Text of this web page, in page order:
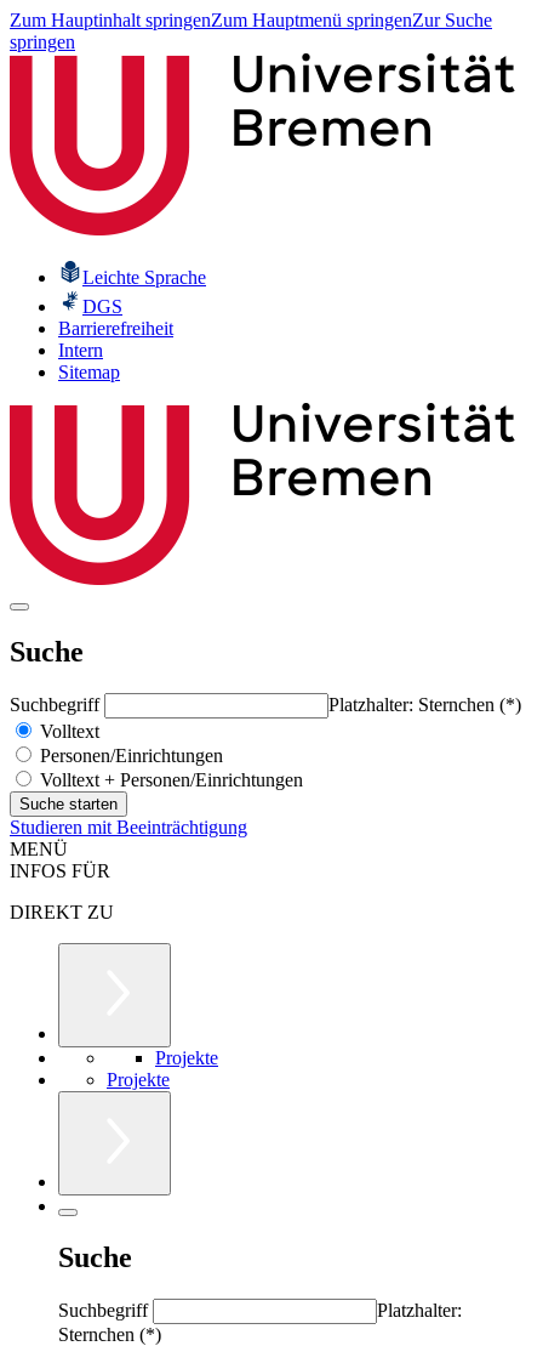
Zum Hauptinhalt springenZum Hauptmenü springenZur Suche
springen
Leichte Sprache
DGS
Barrierefreiheit
Intern
Sitemap
Suche
Suchbegriff
Platzhalter: Sternchen (*)
Volltext
Personen/Einrichtungen
Volltext + Personen/Einrichtungen
Studieren mit Beeinträchtigung
MENÜ
INFOS FÜR
DIREKT ZU
Projekte
Projekte
Suche
Suchbegriff
Platzhalter:
Sternchen (*)